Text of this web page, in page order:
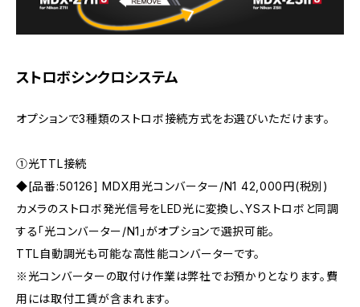
ストロボシンクロシステム
オプションで3種類のストロボ接続方式をお選びいただけます。
①光TTL接続
◆[品番:50126] MDX用光コンバーター/N1 42,000円(税別)
カメラのストロボ発光信号をLED光に変換し、YSストロボと同調
する「光コンバーター/N1」がオプションで選択可能。
TTL自動調光も可能な高性能コンバーターです。
※光コンバーターの取付け作業は弊社でお預かりとなります。費
用には取付工賃が含まれます。